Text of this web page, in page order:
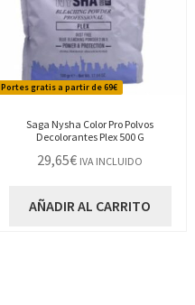
Portes gratis a partir de 69€
Saga Nysha Color Pro Polvos
Decolorantes Plex 500 G
29,65€ IVA INCLUIDO
AÑADIR AL CARRITO